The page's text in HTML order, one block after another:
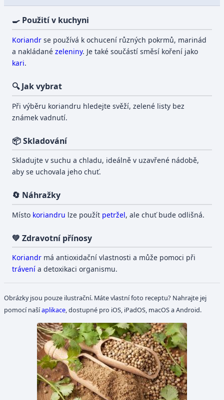
🍳 Použití v kuchyni
Koriandr se používá k ochucení různých pokrmů, marinád
a nakládanézeleniny. Je také součástí směsí koření jako
kari.
🔍 Jak vybrat
Při výběru koriandru hledejte svěží, zelené listy bez
známek vadnutí.
📦 Skladování
Skladujte v suchu a chladu, ideálně v uzavřené nádobě,
aby se uchovala jeho chuť.
🔄 Náhražky
Místo koriandru lze použít petržel, ale chuť bude odlišná.
💚 Zdravotní přínosy
Koriandr má antioxidační vlastnosti a může pomoci při
trávení a detoxikaci organismu.
Obrázky jsou pouze ilustrační. Máte vlastní foto receptu? Nahrajte jej
pomocí našíaplikace , dostupné pro iOS, iPadOS, macOS a Android.